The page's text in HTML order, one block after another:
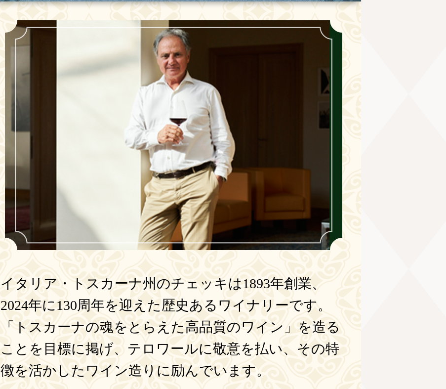
イタリア・トスカーナ州のチェッキは1893年創業、
2024年に130周年を迎えた歴史あるワイナリーです。
「トスカーナの魂をとらえた高品質のワイン」を造る
ことを目標に掲げ、テロワールに敬意を払い、その特
徴を活かしたワイン造りに励んでいます。